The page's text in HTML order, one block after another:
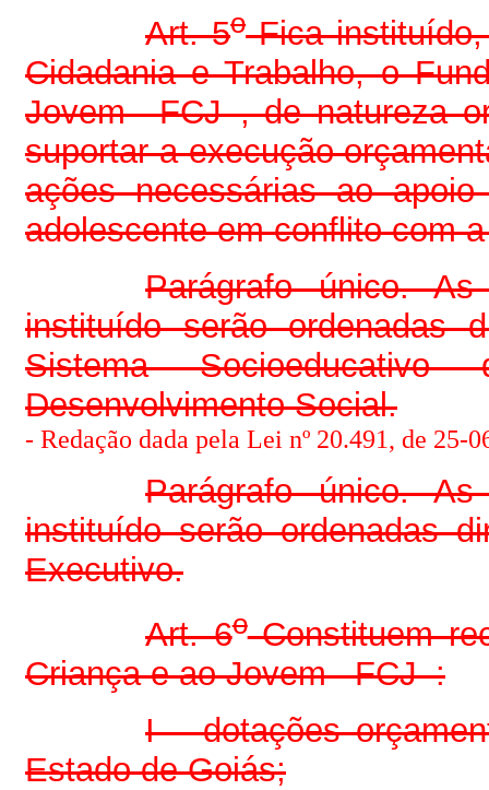
Art. 5oFica instituído,
Cidadania e Trabalho, o
Jovem –FCJ–, de natureza
suportar a execução
ações necessárias ao
adolescente em conflito com
Parágrafo único.
instituído serão ordenadas
Sistema
Desenvolvimento Social.
- Redação dada pela Lei nº 20.491, de 25-
Parágrafo único.
instituído serão ordenadas
Executivo.
Art. 6oConstituem
Criança e ao Jovem –FCJ–:
I – dotações
Estado de Goiás;